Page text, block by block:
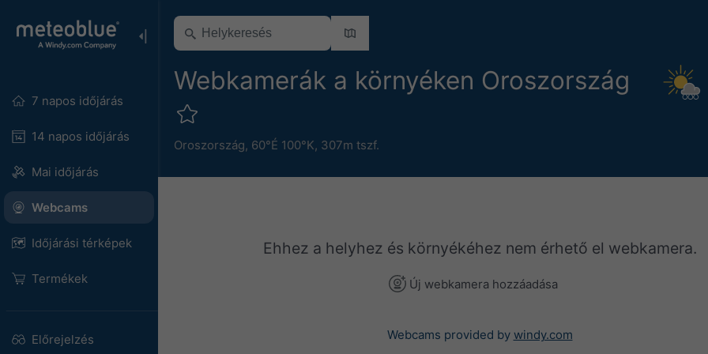
7 napos időjárás
14 napos időjárás
Mai időjárás
Webcams
Időjárási térképek
Termékek
Előrejelzés
Webkamerák a környéken Oroszország
Oroszország, 60°É 100°K, 307m tszf.
Ehhez a helyhez és környékéhez nem érhető el webkamera.
Új webkamera hozzáadása
Webcams provided by windy.com